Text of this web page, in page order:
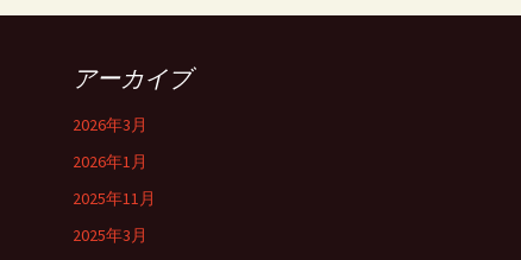
アーカイブ
2026年3月
2026年1月
2025年11月
2025年3月